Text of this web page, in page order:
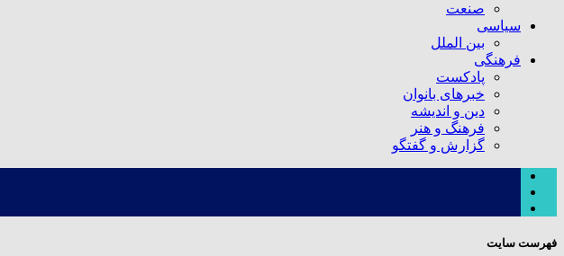
صنعت
سیاسی
بین الملل
فرهنگی
پادکست
خبرهای بانوان
دین و اندیشه
فرهنگ و هنر
گزارش و گفتگو
فهرست سایت